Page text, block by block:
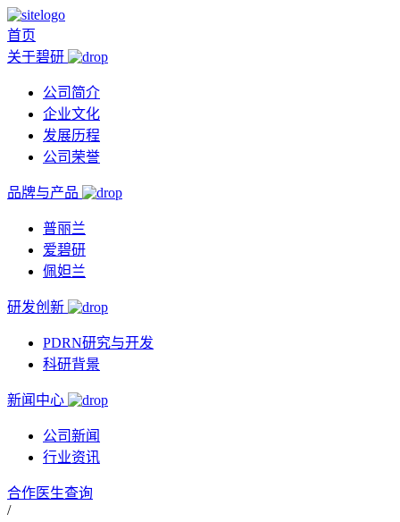
首页
关于碧研
公司简介
企业文化
发展历程
公司荣誉
品牌与产品
普丽兰
爱碧研
佩妲兰
研发创新
PDRN研究与开发
科研背景
新闻中心
公司新闻
行业资讯
合作医生查询
/